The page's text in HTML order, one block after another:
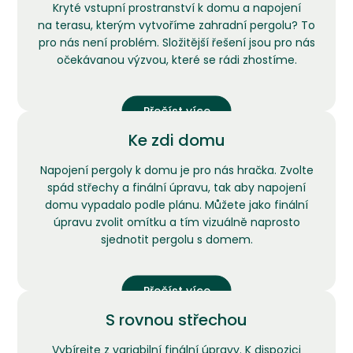
Kryté vstupní prostranství k domu a napojení
na terasu, kterým vytvoříme zahradní pergolu? To
pro nás není problém. Složitější řešení jsou pro nás
očekávanou výzvou, které se rádi zhostíme.
Přečíst více
Ke zdi domu
Napojení pergoly k domu je pro nás hračka. Zvolte
spád střechy a finální úpravu, tak aby napojení
domu vypadalo podle plánu. Můžete jako finální
úpravu zvolit omítku a tím vizuálně naprosto
sjednotit pergolu s domem.
Přečíst více
S rovnou střechou
Vybírejte z variabilní finální úpravy. K dispozici